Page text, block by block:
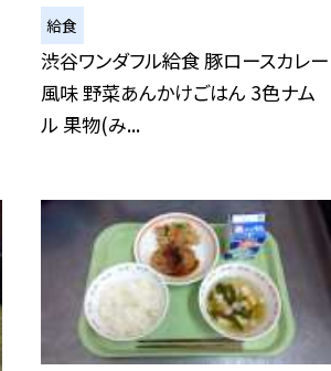
給食
渋谷ワンダフル給食 豚ロースカレー
風味 野菜あんかけごはん 3色ナム
ル 果物(み...